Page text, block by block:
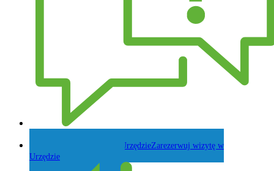
Zarezerwuj wizytę w
Urzędzie